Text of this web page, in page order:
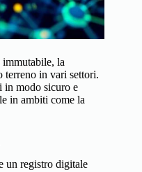
immutabile, la
terreno in vari settori.
in modo sicuro e
in ambiti come la
un registro digitale